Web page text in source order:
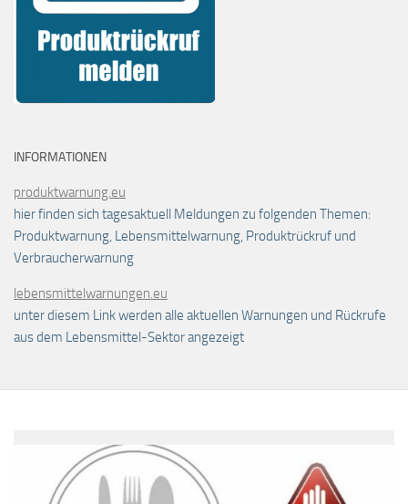
INFORMATIONEN
produktwarnung.eu
hier finden sich tagesaktuell Meldungen zu folgenden Themen:
Produktwarnung, Lebensmittelwarnung, Produktrückruf und
Verbraucherwarnung
lebensmittelwarnungen.eu
unter diesem Link werden alle aktuellen Warnungen und Rückrufe
aus dem Lebensmittel-Sektor angezeigt